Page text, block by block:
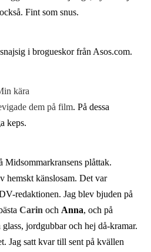
Fint som snus.
i brogueskor från Asos.com.
kära
dem på film. På dessa
keps.
Midsommarkransens plåttak.
hemskt känslosam. Det var
redaktionen. Jag blev bjuden på
Carin och Anna, och på
jordgubbar och hej då-kramar.
Jag satt kvar till sent på kvällen